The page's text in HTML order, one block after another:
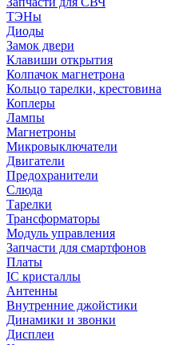
ТЭНы
Диоды
Замок двери
Клавиши открытия
Колпачок магнетрона
Кольцо тарелки, крестовина
Коплеры
Лампы
Магнетроны
Микровыключатели
Двигатели
Предохранители
Слюда
Тарелки
Трансформаторы
Модуль управления
Запчасти для смартфонов
Платы
IC кристаллы
Антенны
Внутренние джойстики
Динамики и звонки
Дисплеи